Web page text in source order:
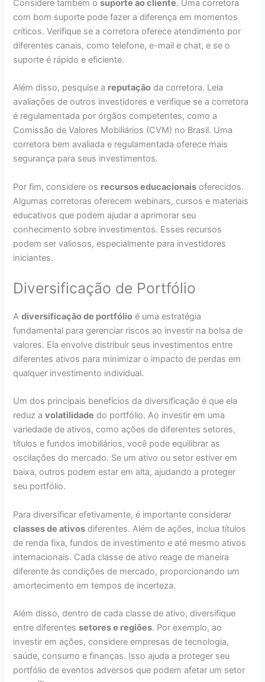
Considere também osuporte ao cliente. Uma corretora
com bom suporte pode fazer a diferença em momentos
críticos. Verifique se a corretora oferece atendimento por
diferentes canais, como telefone, e-mail e chat, e se o
suporte é rápido e eficiente.
Além disso, pesquise a reputação da corretora. Leia
avaliações de outros investidores e verifique se a corretora
é regulamentada por órgãos competentes, como a
Comissão de Valores Mobiliários (CVM) no Brasil. Uma
corretora bem avaliada e regulamentada oferece mais
segurança para seus investimentos.
Por fim, considere os recursos educacionais oferecidos.
Algumas corretoras oferecem webinars, cursos e materiais
educativos que podem ajudar a aprimorar seu
conhecimento sobre investimentos. Esses recursos
podem ser valiosos, especialmente para investidores
iniciantes.
Diversificação de Portfólio
Adiversificação de portfólio é uma estratégia
fundamental para gerenciar riscos ao investir na bolsa de
valores. Ela envolve distribuir seus investimentos entre
diferentes ativos para minimizar o impacto de perdas em
qualquer investimento individual.
Um dos principais benefícios da diversificação é que ela
reduz avolatilidade do portfólio. Ao investir em uma
variedade de ativos, como ações de diferentes setores,
títulos e fundos imobiliários, você pode equilibrar as
oscilações do mercado. Se um ativo ou setor estiver em
baixa, outros podem estar em alta, ajudando a proteger
seu portfólio.
Para diversificar efetivamente, é importante considerar
classes de ativos diferentes. Além de ações, inclua títulos
de renda fixa, fundos de investimento e até mesmo ativos
internacionais. Cada classe de ativo reage de maneira
diferente às condições de mercado, proporcionando um
amortecimento em tempos de incerteza.
Além disso, dentro de cada classe de ativo, diversifique
entre diferentessetores e regiões. Por exemplo, ao
investir em ações, considere empresas de tecnologia,
saúde, consumo e finanças. Isso ajuda a proteger seu
portfólio de eventos adversos que podem afetar um setor